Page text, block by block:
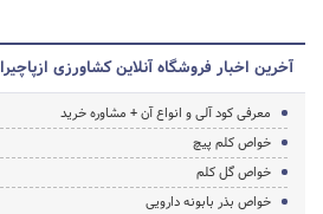
آخرین اخبار فروشگاه آنلاین کشاورزی ازپاچیرا
معرفی کود آلی و انواع آن + مشاوره خرید
خواص کلم پیچ
خواص گل کلم
خواص بذر بابونه دارویی